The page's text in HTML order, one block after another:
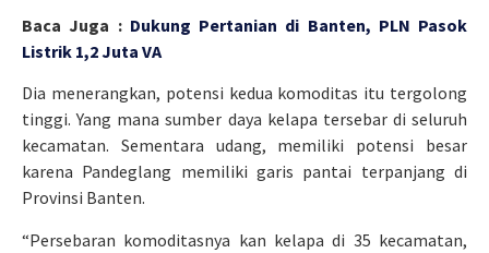
Baca Juga : Dukung Pertanian di Banten, PLN Pasok
Listrik 1,2 Juta VA
Dia menerangkan, potensi kedua komoditas itu tergolong
tinggi. Yang mana sumber daya kelapa tersebar di seluruh
kecamatan. Sementara udang, memiliki potensi besar
karena Pandeglang memiliki garis pantai terpanjang di
Provinsi Banten.
“Persebaran komoditasnya kan kelapa di 35 kecamatan,